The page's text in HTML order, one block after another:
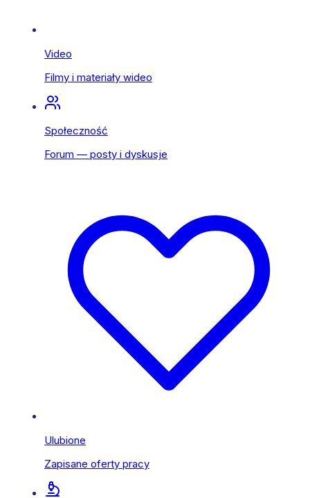
Video
Filmy i materiały wideo
Społeczność
Forum — posty i dyskusje
Ulubione
Zapisane oferty pracy